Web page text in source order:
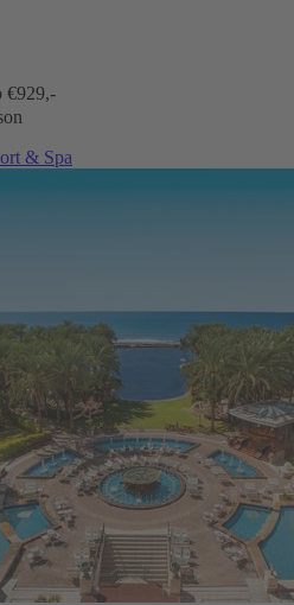
€929,-
& Spa